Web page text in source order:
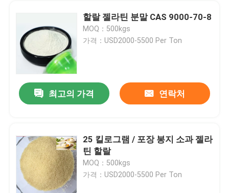
할랄 젤라틴 분말 CAS 9000-70-8
MOQ：500kgs
가격：USD2000-5500 Per Ton
최고의 가격 연락처
25 킬로그램 / 포장 봉지 소과 젤라
틴 할랄
MOQ：500kgs
가격：USD2000-5500 Per Ton